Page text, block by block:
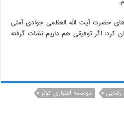
حضرت آیت الله العظمی جوادی آملی
کرد: اگر توفیقی هم داریم نشات گرفته
موسسه اعتباری کوثر